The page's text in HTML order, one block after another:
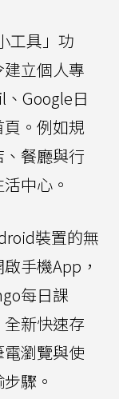
工具」功
立個人專
Google日
。例如規
餐廳與行
中心。
裝置的無
手機App，
每日課
新快速存
瀏覽與使
驟。